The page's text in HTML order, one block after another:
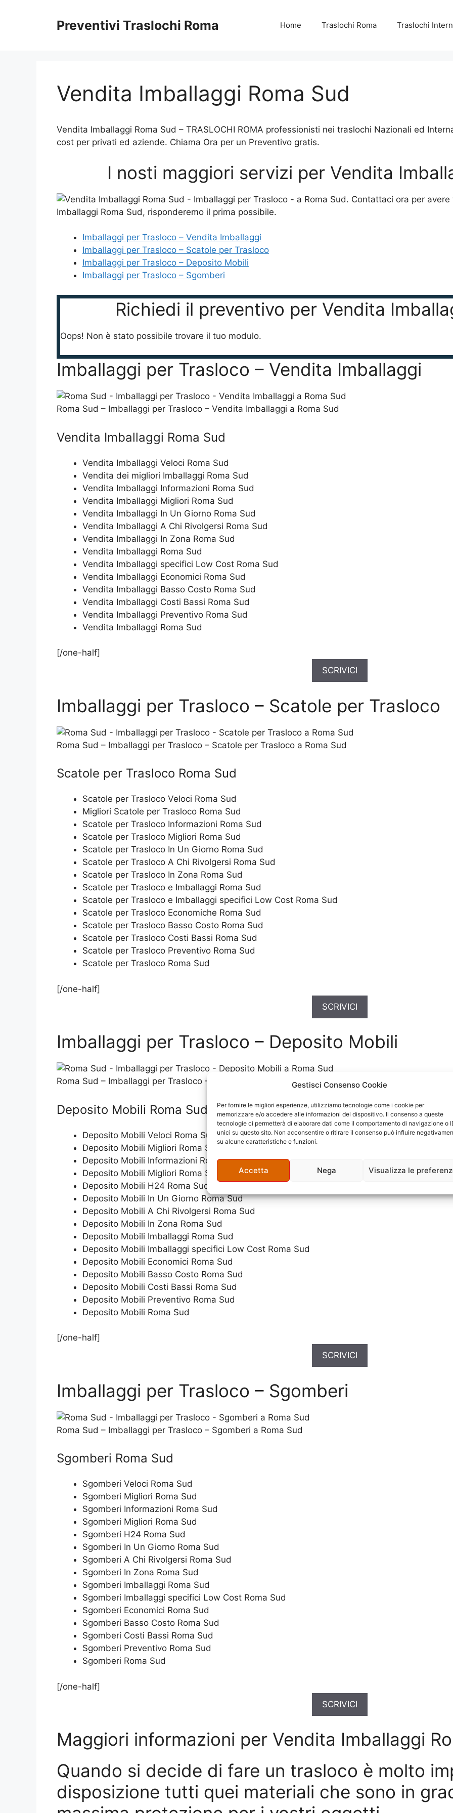
Gestisci Consenso Cookie
Per fornire le migliori esperienze, utilizziamo tecnologie come i cookie per
memorizzare e/o accedere alle informazioni del dispositivo. Il consenso a queste
tecnologie ci permetterà di elaborare dati come il comportamento di navigazione o
unici su questo sito. Non acconsentire o ritirare il consenso può influire
su alcune caratteristiche e funzioni.
Accetta Nega Visualizza le
Preventivi Traslochi Roma Home Traslochi Roma Traslochi
Vendita Imballaggi Roma Sud
Vendita Imballaggi Roma Sud – TRASLOCHI ROMA professionisti nei traslochi Nazionali ed
cost per privati ed aziende. Chiama Ora per un Preventivo gratis.
I nosti maggiori servizi per Vendita
Imballaggi per Trasloco – Vendita Imballaggi
Imballaggi per Trasloco – Scatole per Trasloco
Imballaggi per Trasloco – Deposito Mobili
Imballaggi per Trasloco – Sgomberi
Richiedi il preventivo per Vendita
Oops! Non è stato possibile trovare il tuo modulo.
Imballaggi per Trasloco – Vendita Imballaggi
Roma Sud – Imballaggi per Trasloco – Vendita Imballaggi a Roma Sud
Vendita Imballaggi Roma Sud
Vendita Imballaggi Veloci Roma Sud
Vendita dei migliori Imballaggi Roma Sud
Vendita Imballaggi Informazioni Roma Sud
Vendita Imballaggi Migliori Roma Sud
Vendita Imballaggi In Un Giorno Roma Sud
Vendita Imballaggi A Chi Rivolgersi Roma Sud
Vendita Imballaggi In Zona Roma Sud
Vendita Imballaggi Roma Sud
Vendita Imballaggi specifici Low Cost Roma Sud
Vendita Imballaggi Economici Roma Sud
Vendita Imballaggi Basso Costo Roma Sud
Vendita Imballaggi Costi Bassi Roma Sud
Vendita Imballaggi Preventivo Roma Sud
Vendita Imballaggi Roma Sud
[/one-half]
SCRIVICI
Imballaggi per Trasloco – Scatole per Trasloco
Roma Sud – Imballaggi per Trasloco – Scatole per Trasloco a Roma Sud
Scatole per Trasloco Roma Sud
Scatole per Trasloco Veloci Roma Sud
Migliori Scatole per Trasloco Roma Sud
Scatole per Trasloco Informazioni Roma Sud
Scatole per Trasloco Migliori Roma Sud
Scatole per Trasloco In Un Giorno Roma Sud
Scatole per Trasloco A Chi Rivolgersi Roma Sud
Scatole per Trasloco In Zona Roma Sud
Scatole per Trasloco e Imballaggi Roma Sud
Scatole per Trasloco e Imballaggi specifici Low Cost Roma Sud
Scatole per Trasloco Economiche Roma Sud
Scatole per Trasloco Basso Costo Roma Sud
Scatole per Trasloco Costi Bassi Roma Sud
Scatole per Trasloco Preventivo Roma Sud
Scatole per Trasloco Roma Sud
[/one-half]
SCRIVICI
Imballaggi per Trasloco – Deposito Mobili
Roma Sud – Imballaggi per Trasloco – Deposito Mobili a Roma Sud
Deposito Mobili Roma Sud
Deposito Mobili Veloci Roma Sud
Deposito Mobili Migliori Roma Sud
Deposito Mobili Informazioni Roma Sud
Deposito Mobili Migliori Roma Sud
Deposito Mobili H24 Roma Sud
Deposito Mobili In Un Giorno Roma Sud
Deposito Mobili A Chi Rivolgersi Roma Sud
Deposito Mobili In Zona Roma Sud
Deposito Mobili Imballaggi Roma Sud
Deposito Mobili Imballaggi specifici Low Cost Roma Sud
Deposito Mobili Economici Roma Sud
Deposito Mobili Basso Costo Roma Sud
Deposito Mobili Costi Bassi Roma Sud
Deposito Mobili Preventivo Roma Sud
Deposito Mobili Roma Sud
[/one-half]
SCRIVICI
Imballaggi per Trasloco – Sgomberi
Roma Sud – Imballaggi per Trasloco – Sgomberi a Roma Sud
Sgomberi Roma Sud
Sgomberi Veloci Roma Sud
Sgomberi Migliori Roma Sud
Sgomberi Informazioni Roma Sud
Sgomberi Migliori Roma Sud
Sgomberi H24 Roma Sud
Sgomberi In Un Giorno Roma Sud
Sgomberi A Chi Rivolgersi Roma Sud
Sgomberi In Zona Roma Sud
Sgomberi Imballaggi Roma Sud
Sgomberi Imballaggi specifici Low Cost Roma Sud
Sgomberi Economici Roma Sud
Sgomberi Basso Costo Roma Sud
Sgomberi Costi Bassi Roma Sud
Sgomberi Preventivo Roma Sud
Sgomberi Roma Sud
[/one-half]
SCRIVICI
Maggiori informazioni per Vendita Imballaggi
Quando si decide di fare un trasloco è molto
disposizione tutti quei materiali che sono in